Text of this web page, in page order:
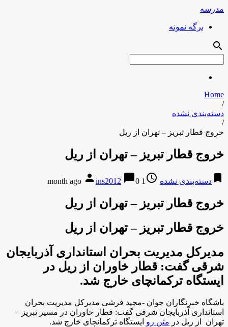
مدرسه
برگه نمونه
search
Home
/
دسته‌بندی نشده
/
خروج قطار تبریز – تهران از ریل
خروج قطار تبریز – تهران از ریل
bookmark دسته‌بندی نشده access_time
1 month ago
person ins2012 chat_bubble0
خروج قطار تبریز – تهران از ریل
خروج قطار تبریز – تهران از ریل
مدیرکل مدیریت بحران استانداری آذربایجان
شرقی گفت: قطار خاوران از ریل در
ایستگاه ترکمانچای خارج شد.
باشگاه خبرنگاران جوان -مجید فرشی مدیرکل مدیریت بحران
استانداری آذربایجان شرقی گفت: قطار خاوران در مسیر تبریز –
تهران از ریل در متن رو ایستگاه ترکمانچای خارج شد.